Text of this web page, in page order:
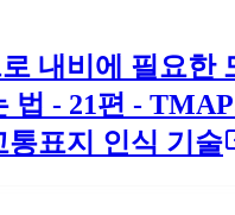
내비에 필요한
법 - 21편 -
통표지 인식 기술